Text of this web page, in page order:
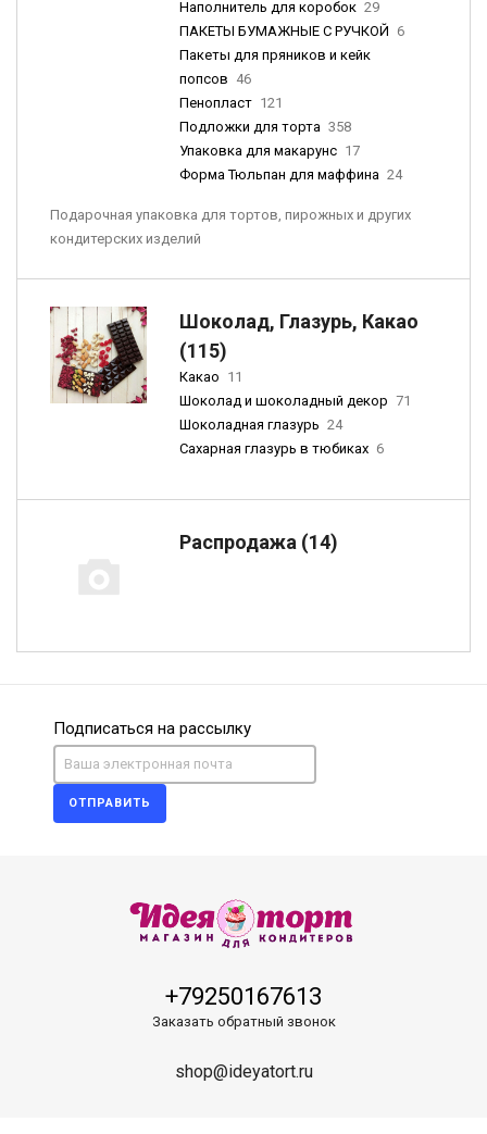
Наполнитель для коробок 29
ПАКЕТЫ БУМАЖНЫЕ С РУЧКОЙ 6
Пакеты для пряников и кейк
попсов 46
Пенопласт 121
Подложки для торта 358
Упаковка для макарунс 17
Форма Тюльпан для маффина 24
Подарочная упаковка для тортов, пирожных и других
кондитерских изделий
Шоколад, Глазурь, Какао
(115)
Какао 11
Шоколад и шоколадный декор 71
Шоколадная глазурь 24
Сахарная глазурь в тюбиках 6
Распродажа (14)
Подписаться на рассылку
ОТПРАВИТЬ
+79250167613
Заказать обратный звонок
shop@ideyatort.ru